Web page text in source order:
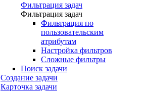
Фильтрация задач
Фильтрация задач
Фильтрация по
пользовательским
атрибутам
Настройка фильтров
Сложные фильтры
Поиск задачи
Создание задачи
Карточка задачи